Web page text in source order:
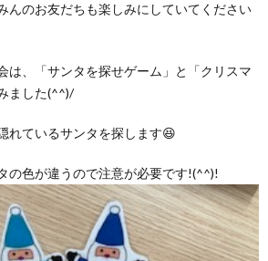
んのお友だちも楽しみにしていてください
は、「サンタを探せゲーム」と「クリスマ
ました(^^)/
れているサンタを探します😆
の色が違うので注意が必要です!(^^)!